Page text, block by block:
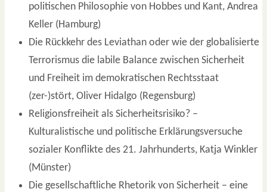
politischen Philosophie von Hobbes und Kant, Andrea
Keller (Hamburg)
Die Rückkehr des Leviathan oder wie der globalisierte
Terrorismus die labile Balance zwischen Sicherheit
und Freiheit im demokratischen Rechtsstaat
(zer-)stört, Oliver Hidalgo (Regensburg)
Religionsfreiheit als Sicherheitsrisiko? –
Kulturalistische und politische Erklärungsversuche
sozialer Konflikte des 21. Jahrhunderts, Katja Winkler
(Münster)
Die gesellschaftliche Rhetorik von Sicherheit – eine